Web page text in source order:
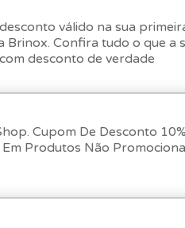
válido na sua
Brinox. Confira tudo o que a
desconto de verdade
Cupom De Desconto
Em Produtos Não